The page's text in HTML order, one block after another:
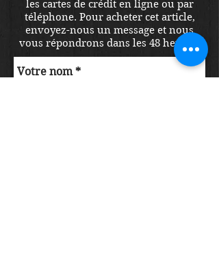
les cartes de crédit en ligne ou par
téléphone. Pour acheter cet article,
envoyez-nous un message et nous
vous répondrons dans les 48 heures.